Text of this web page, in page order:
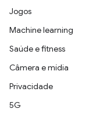
Jogos
Machine learning
Saúde e fitness
Câmera e mídia
Privacidade
5G